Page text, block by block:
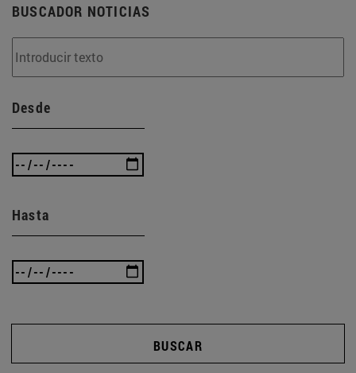
BUSCADOR NOTICIAS
Desde
Hasta
BUSCAR